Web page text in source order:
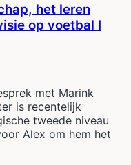
het leren
op voetbal I
met Marink
is recentelijk
tweede niveau
Alex om hem het